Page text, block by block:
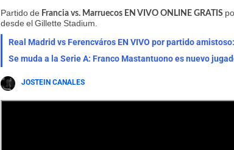
Partido de Francia vs. Marruecos EN VIVO ONLINE GRATIS
desde el Gillette Stadium.
Se muda a la Serie A: Franco Mastantuono es nuevo
JOSTEIN CANALES